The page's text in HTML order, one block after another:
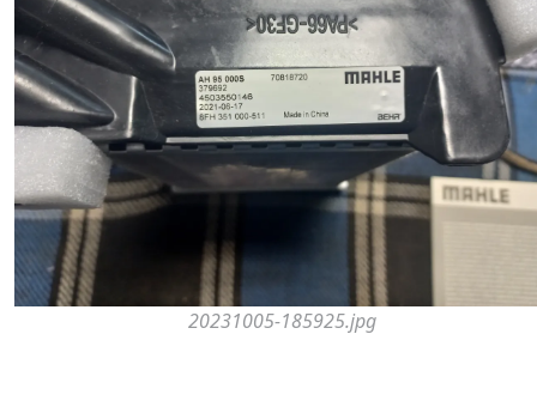
20231005-185925.jpg